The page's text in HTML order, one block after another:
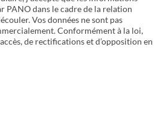
PANO dans le cadre de la relation
Vos données ne sont pas
Conformément à la loi,
de rectifications et d’opposition en